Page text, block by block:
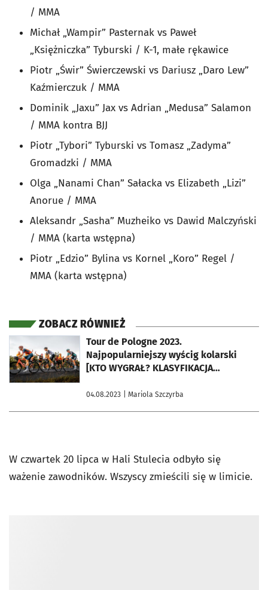
/ MMA
Michał „Wampir” Pasternak vs Paweł
„Księżniczka” Tyburski / K-1, małe rękawice
Piotr „Świr” Świerczewski vs Dariusz „Daro Lew”
Kaźmierczuk / MMA
Dominik „Jaxu” Jax vs Adrian „Medusa” Salamon
/ MMA kontra BJJ
Piotr „Tybori” Tyburski vs Tomasz „Zadyma”
Gromadzki / MMA
Olga „Nanami Chan” Sałacka vs Elizabeth „Lizi”
Anorue / MMA
Aleksandr „Sasha” Muzheiko vs Dawid Malczyński
/ MMA (karta wstępna)
Piotr „Edzio” Bylina vs Kornel „Koro” Regel /
MMA (karta wstępna)
ZOBACZ RÓWNIEŻ
Tour de Pologne 2023.
Najpopularniejszy wyścig kolarski
[KTO WYGRAŁ? KLASYFIKACJA
04.08.2023 | Mariola Szczyrba
otworzy się w nowej karcie
W czwartek 20 lipca w Hali Stulecia odbyło się
ważenie zawodników. Wszyscy zmieścili się w limicie.